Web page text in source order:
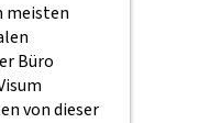
meisten
Büro
von dieser